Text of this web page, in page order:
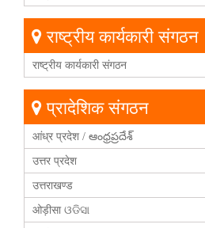
राष्ट्रीय कार्यकारी संगठन
राष्ट्रीय कार्यकारी संगठन
प्रादेशिक संगठन
आंध्र प्रदेश / ఆంధ్రప్రదేశ్
उत्तर प्रदेश
उत्तराखण्ड
ओड़ीसा ଓଡିସା